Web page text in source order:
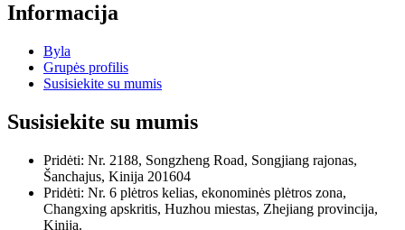
Informacija
Byla
Grupės profilis
Susisiekite su mumis
Susisiekite su mumis
Pridėti: Nr. 2188, Songzheng Road, Songjiang rajonas,
Šanchajus, Kinija 201604
Pridėti: Nr. 6 plėtros kelias, ekonominės plėtros zona,
Changxing apskritis, Huzhou miestas, Zhejiang provincija,
Kinija.